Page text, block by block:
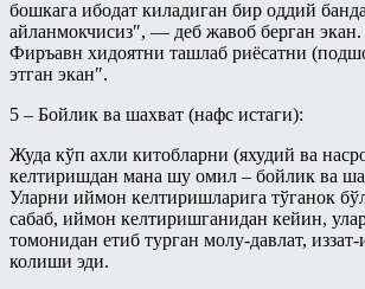
бошкага ибодат киладиган бир оддий
айланмокчисиз″, — деб жавоб берган
Фиръавн хидоятни ташлаб риёсатни
этган экан″.
5 – Бойлик ва шахват (нафс истаги):
Жуда кўп ахли китобларни (яхудий ва
келтиришдан мана шу омил – бойлик ва
Уларни иймон келтиришларига тўганок
сабаб, иймон келтиришганидан кейин,
томонидан етиб турган молу-давлат,
колиши эди.